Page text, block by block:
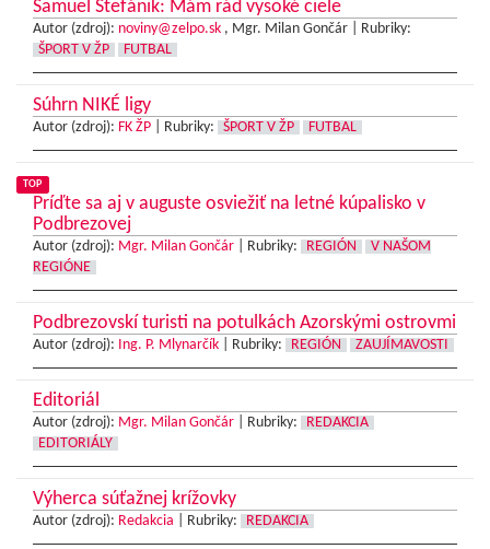
Samuel Štefánik: Mám rád vysoké ciele
Autor (zdroj): noviny@zelpo.sk , Mgr. Milan Gončár |
Rubriky:
ŠPORT V ŽP
FUTBAL
Súhrn NIKÉ ligy
Autor (zdroj): FK ŽP Rubriky: ŠPORT V ŽP FUTBAL
TOP
Príďte sa aj v auguste osviežiť na letné kúpalisko v
Podbrezovej
Autor (zdroj): Mgr. Milan Gončár Rubriky: REGIÓN
V NAŠOM
REGIÓNE
Podbrezovskí turisti na potulkách Azorskými ostrovmi
Autor (zdroj): Ing. P. Mlynarčík Rubriky: REGIÓN ZAUJÍMAVOSTI
Editoriál
Autor (zdroj): Mgr. Milan Gončár Rubriky:
REDAKCIA
EDITORIÁLY
Výherca súťažnej krížovky
Autor (zdroj): Redakcia Rubriky: REDAKCIA